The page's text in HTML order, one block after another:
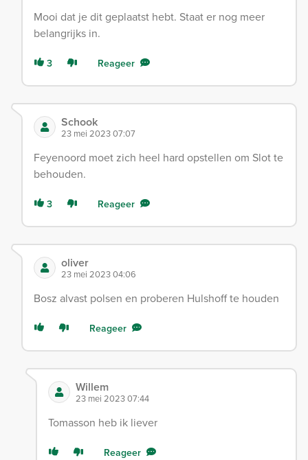
Mooi dat je dit geplaatst hebt. Staat er nog meer
belangrijks in.
3 Reageer
Schook
23 mei 2023 07:07
Feyenoord moet zich heel hard opstellen om Slot te
behouden.
3 Reageer
oliver
23 mei 2023 04:06
Bosz alvast polsen en proberen Hulshoff te houden
Reageer
Willem
23 mei 2023 07:44
Tomasson heb ik liever
Reageer